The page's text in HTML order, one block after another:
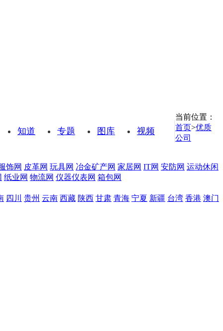
知道 专题 图库 视频
当前位置：
首页>优质
公司
饰网 皮革网 玩具网 冶金矿产网 家居网 IT网 安防网 运动休闲
纸业网 物流网 仪器仪表网 箱包网
四川 贵州 云南 西藏 陕西 甘肃 青海 宁夏 新疆 台湾 香港 澳门